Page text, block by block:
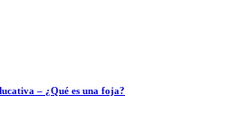
– ¿Qué es una foja?